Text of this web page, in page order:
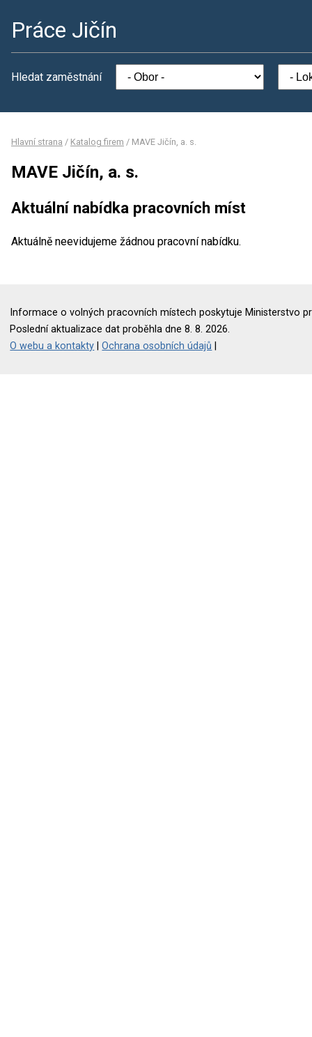
Práce Jičín
Hledat zaměstnání
Hlavní strana / Katalog firem / MAVE Jičín, a. s.
MAVE Jičín, a. s.
Aktuální nabídka pracovních míst
Aktuálně neevidujeme žádnou pracovní nabídku.
Informace o volných pracovních místech poskytuje Ministerstvo
Poslední aktualizace dat proběhla dne 8. 8. 2026.
O webu a kontakty |Ochrana osobních údajů